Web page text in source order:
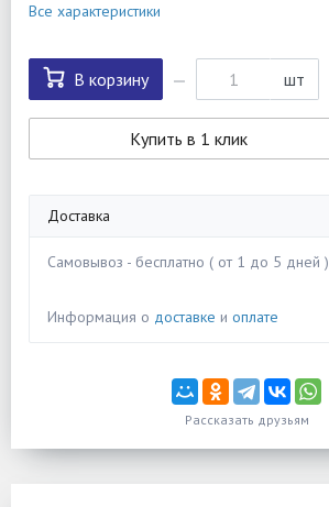
Все характеристики
В корзину шт
Купить в 1 клик
Доставка
Самовывоз - бесплатно ( от 1 до 5 дней )
Информация о доставке и оплате
Рассказать друзьям